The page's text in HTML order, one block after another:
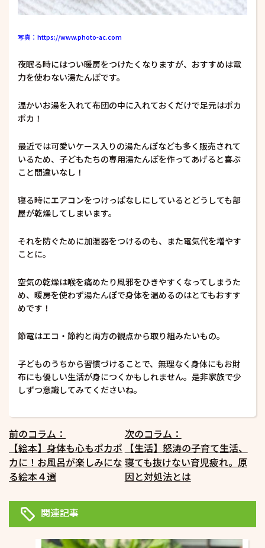
写真：https://www.photo-ac.com
夜眠る時にはつい暖房をつけたくなりますが、おすすめは電
力を使わない湯たんぽです。
温かいお湯を入れて布団の中に入れておくだけで足元はポカ
ポカ！
最近では可愛いケース入りの湯たんぽなども多く販売されて
いるため、子どもたちの専用湯たんぽを作ってあげると喜ぶ
こと間違いなし！
寝る時にエアコンをつけっぱなしにしているとどうしても部
屋が乾燥してしまいます。
それを防ぐために加湿器をつけるのも、また電気代を増やす
ことに。
空気の乾燥は喉を痛めたり風邪をひきやすくなってしまうた
め、暖房を使わず湯たんぽで身体を温めるのはとてもおすす
めです！
節電はエコ・節約と両方の観点から取り組みたいもの。
子どものうちから習慣づけることで、無理なく身体にもお財
布にも優しい生活が身につくかもしれません。是非家族で少
しずつ意識してみてくださいね。
投
稿
ナ
ビ
ゲ
ー
前のコラム：
【絵本】身体も心もポカポ
カに！お風呂が楽しみにな
る絵本４選
次のコラム：
【生活】怒涛の子育て生活、
寝ても抜けない育児疲れ。原
因と対処法とは
関連記事